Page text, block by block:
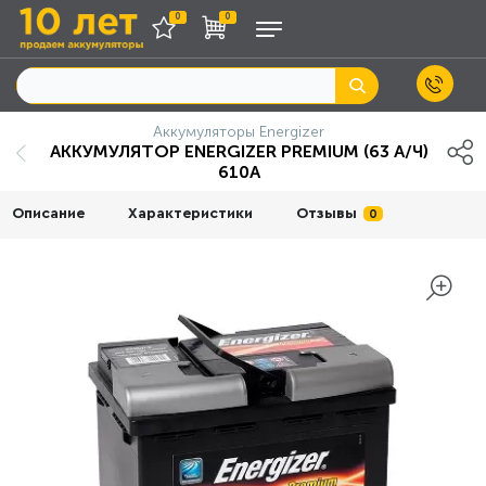
0 0
Аккумуляторы Energizer
АККУМУЛЯТОР ENERGIZER PREMIUM (63 А/Ч)
610А
Описание Характеристики Отзывы 0